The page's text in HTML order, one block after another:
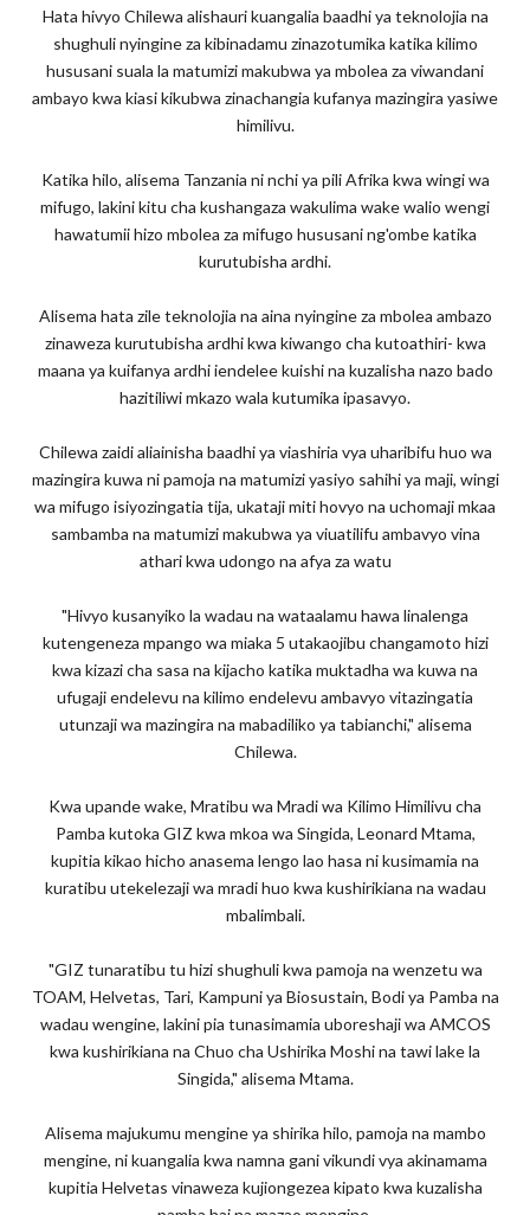
Hata hivyo Chilewa alishauri kuangalia baadhi ya teknolojia na
shughuli nyingine za kibinadamu zinazotumika katika kilimo
hususani suala la matumizi makubwa ya mbolea za viwandani
ambayo kwa kiasi kikubwa zinachangia kufanya mazingira yasiwe
himilivu.
Katika hilo, alisema Tanzania ni nchi ya pili Afrika kwa wingi wa
mifugo, lakini kitu cha kushangaza wakulima wake walio wengi
hawatumii hizo mbolea za mifugo hususani ng'ombe katika
kurutubisha ardhi.
Alisema hata zile teknolojia na aina nyingine za mbolea ambazo
zinaweza kurutubisha ardhi kwa kiwango cha kutoathiri- kwa
maana ya kuifanya ardhi iendelee kuishi na kuzalisha nazo bado
hazitiliwi mkazo wala kutumika ipasavyo.
Chilewa zaidi aliainisha baadhi ya viashiria vya uharibifu huo wa
mazingira kuwa ni pamoja na matumizi yasiyo sahihi ya maji, wingi
wa mifugo isiyozingatia tija, ukataji miti hovyo na uchomaji mkaa
sambamba na matumizi makubwa ya viuatilifu ambavyo vina
athari kwa udongo na afya za watu
"Hivyo kusanyiko la wadau na wataalamu hawa linalenga
kutengeneza mpango wa miaka 5 utakaojibu changamoto hizi
kwa kizazi cha sasa na kijacho katika muktadha wa kuwa na
ufugaji endelevu na kilimo endelevu ambavyo vitazingatia
utunzaji wa mazingira na mabadiliko ya tabianchi," alisema
Chilewa.
Kwa upande wake, Mratibu wa Mradi wa Kilimo Himilivu cha
Pamba kutoka GIZ kwa mkoa wa Singida, Leonard Mtama,
kupitia kikao hicho anasema lengo lao hasa ni kusimamia na
kuratibu utekelezaji wa mradi huo kwa kushirikiana na wadau
mbalimbali.
"GIZ tunaratibu tu hizi shughuli kwa pamoja na wenzetu wa
TOAM, Helvetas, Tari, Kampuni ya Biosustain, Bodi ya Pamba na
wadau wengine, lakini pia tunasimamia uboreshaji wa AMCOS
kwa kushirikiana na Chuo cha Ushirika Moshi na tawi lake la
Singida," alisema Mtama.
Alisema majukumu mengine ya shirika hilo, pamoja na mambo
mengine, ni kuangalia kwa namna gani vikundi vya akinamama
kupitia Helvetas vinaweza kujiongezea kipato kwa kuzalisha